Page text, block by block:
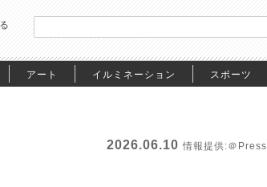
アート イルミネーション スポーツ
2026.06.10 情報提供:＠Press